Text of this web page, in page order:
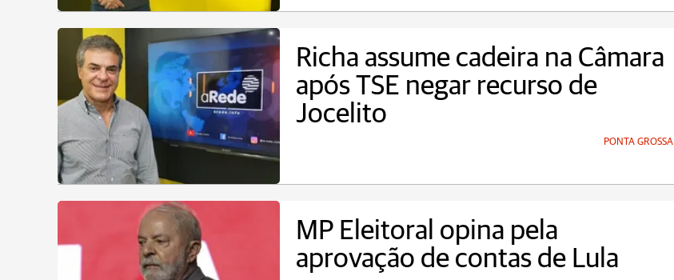
Richa assume cadeira na Câmara
após TSE negar recurso de
Jocelito
PONTA GROSSA
MP Eleitoral opina pela
aprovação de contas de Lula